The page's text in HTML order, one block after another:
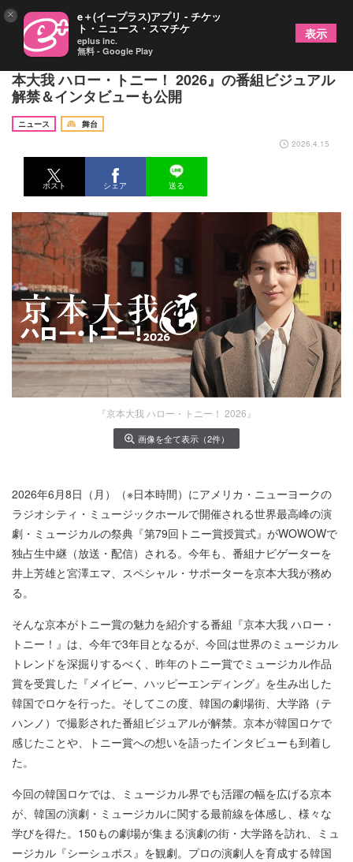
京本大我が韓国のミュージカル事情を深堀り 『京
本大我 ハロー・トニー！ 2026』の番組ビジュアル
解禁＆インタビューも公開
ニュース
舞台
2026.4.15
ポスト シェア 送る
『京本大我 ハロー・トニー！ 2026』
画像を全て表示（2件）
2026年6月8日（月）（※日本時間）にアメリカ・ニューヨークの
ラジオシティ・ミュージックホールで開催される世界最高峰の演
劇・ミュージカルの祭典『第79回トニー賞授賞式』がWOWOWで
独占生中継（放送・配信）される。今年も、番組ナビゲーターを
井上芳雄と宮澤エマ、スペシャル・サポーターを京本大我が務め
る。
そんな京本がトニー賞の魅力を紹介する番組『京本大我 ハロー・
トニー！』は、今年で3年目となるが、今回は世界のミュージカル
トレンドを深掘りするべく、昨年のトニー賞でミュージカル作品
賞を受賞した『メイビー、ハッピーエンディング』を生み出した
韓国でロケを行った。そしてこの度、韓国の劇場街、大学路（テ
ハンノ）で撮影された番組ビジュアルが解禁。京本が韓国ロケで
感じたことや、トニー賞への想いを語ったインタビューも到着し
た。
今回の韓国ロケでは、ミュージカル界でも活躍の幅を広げる京本
が、韓国の演劇・ミュージカルに関する最前線を体感し、様々な
学びを得た。150もの劇場が集まる演劇の街・大学路を訪れ、ミュ
ージカル『シーシュポス』を観劇。プロの演劇人を育成する韓国
× e＋(イープラス)アプリ - チケッ
ト・ニュース・スマチケ
eplus inc.
無料 - Google Play
表示